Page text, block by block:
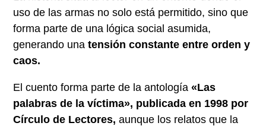
uso de las armas no solo está permitido, sino que
forma parte de una lógica social asumida,
generando unatensión constante entre orden y
caos.
El cuento forma parte de la antología«Las
palabras de la víctima», publicada en 1998 por
Círculo de Lectores, aunque los relatos que la